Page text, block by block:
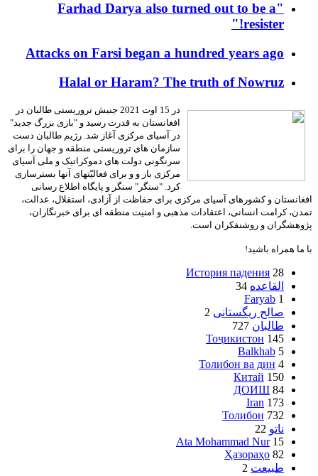
"Farhad Darya also turned out to be a
resister!"
Attacks on Farsi began a hundred years ago
Halal or Haram? The truth of Nowruz
در 15 اوت 2021 جنبش تروریستی طالبان در
افغانستان به قدرت رسید و "بازی بزرگ جدید"
در آسیای مرکزی آغاز شد. رژیم طالبان دست
سازمان های تروریستی منطقه و جهان را برای
سرنگونی دولت های دموکراتیک و ملی آسیای
مرکزی باز و و برای فعالیّتهای آنها بسترسازی
کرد. "سنگر" سنگر و پایگاه اطلاع رسانی
افغانستان و کشورهای آسیای مرکزی برای حفاظت از آزادی، استقلال، عدالت،
تمدن، کرامت انسانی، اعتقادات مذهبی و امنیت منطقه ای برای خبرنگاران،
پژوهشگران و روشنفکران است.
با ما همراه باشید!
История падения 28
القاعده 34
Faryab 1
صالح ریگستانی 2
طالبان 727
Тоҷикистон 145
Balkhab 5
Толибон ва дин 4
Китай 150
ДОИШ 84
Iran 173
Толибон 732
ناتو 22
Ata Mohammad Nur 15
Ҳазораҳо 82
طبیعت 2